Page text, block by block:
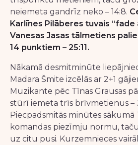
neiemeta gandrīz neko – 14:8.
Karlīnes Pilāberes tuvais “fade
Vanesas Jasas tālmetiens
14 punktiem – 25:11.
Nākamā desmitminūte
Madara Šmite izcēlās ar 2+1
Muzikante pēc Tīnas Grausas
stūrī iemeta trīs brīvmetienus –
Piecpadsmitās minūtes sākumā
komandas piezīmju normu,
uz citu pusi. Kurzemnieces